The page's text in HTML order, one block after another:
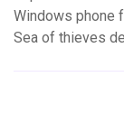
Windows phone
Sea of thieves